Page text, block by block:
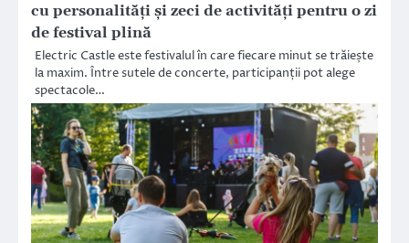
cu personalități și zeci de activități pentru o zi
de festival plină
Electric Castle este festivalul în care fiecare minut se trăiește
la maxim. Între sutele de concerte, participanții pot alege
spectacole…